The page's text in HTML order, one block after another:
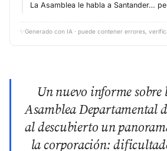
La Asamblea le habla a Santander…
✨ Generado con IA · puede contener errores,
Un nuevo informe sobre
Asamblea Departamental
al descubierto un
la corporación: